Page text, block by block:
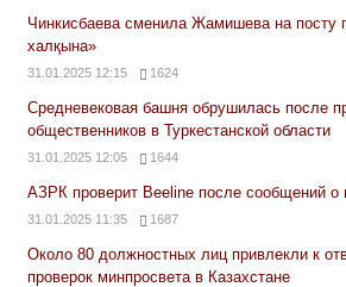
Чинкисбаева сменила Жамишева на посту
халқына»
31.01.2025 12:15 1624
Средневековая башня обрушилась после
общественников в Туркестанской области
31.01.2025 12:05 1644
АЗРК проверит Beeline после сообщений
31.01.2025 11:35 1687
Около 80 должностных лиц привлекли к
проверок минпросвета в Казахстане